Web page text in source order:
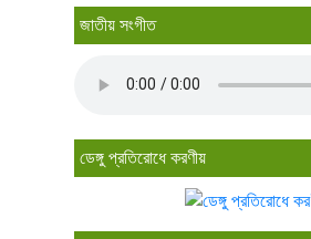
জাতীয় সংগীত
ডেঙ্গু প্রতিরোধে করণীয়